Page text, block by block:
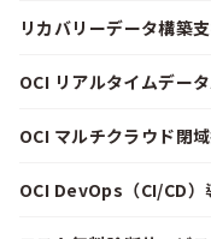
リカバリーデータ構築
OCI リアルタイムデー
OCI マルチクラウド閉
OCI DevOps（CI/CD）